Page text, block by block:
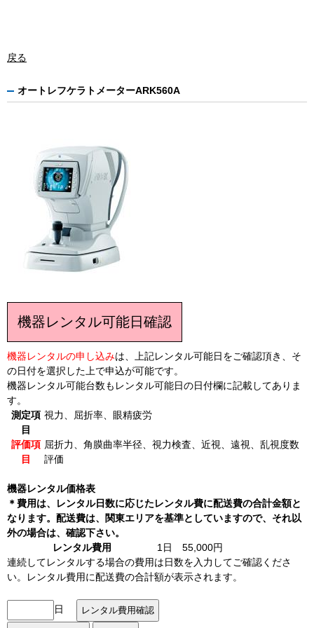
戻る
オートレフケラトメーターARK560A
機器レンタル可能日確認
機器レンタルの申し込みは、上記レンタル可能日をご確認頂き、そ
の日付を選択した上で申込が可能です。
機器レンタル可能台数もレンタル可能日の日付欄に記載してありま
す。
測定項
目
視力、屈折率、眼精疲労
評価項
目
屈折力、角膜曲率半径、視力検査、近視、遠視、乱視度数
評価
機器レンタル価格表
＊費用は、レンタル日数に応じたレンタル費に配送費の合計金額と
なります。配送費は、関東エリアを基準としていますので、それ以
外の場合は、確認下さい。
レンタル費用
1日 55,000円
連続してレンタルする場合の費用は日数を入力してご確認くださ
い。レンタル費用に配送費の合計額が表示されます。
日